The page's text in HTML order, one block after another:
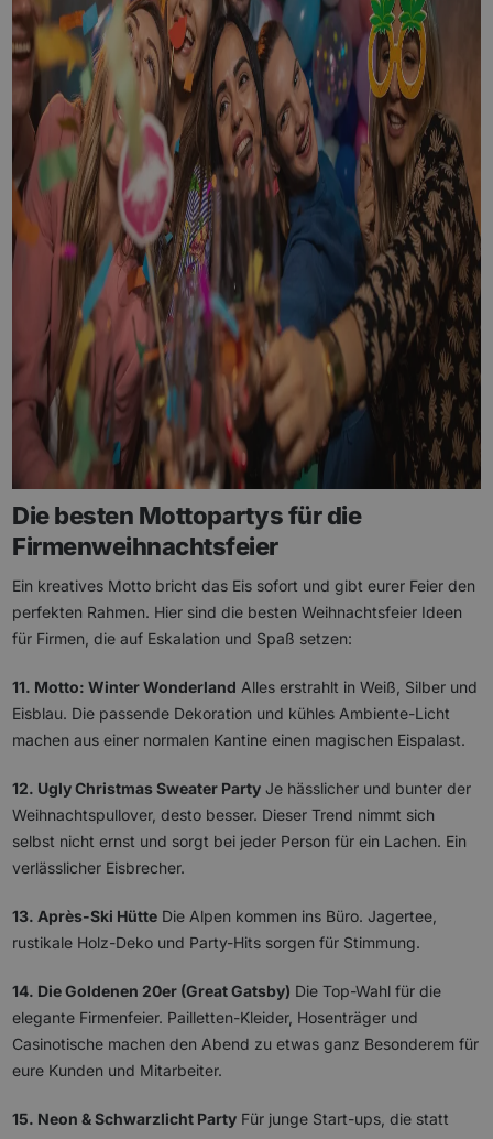
Die besten Mottopartys für die
Firmenweihnachtsfeier
Ein kreatives Motto bricht das Eis sofort und gibt eurer Feier den
perfekten Rahmen. Hier sind die besten Weihnachtsfeier Ideen
für Firmen, die auf Eskalation und Spaß setzen:
11. Motto: Winter Wonderland Alles erstrahlt in Weiß, Silber und
Eisblau. Die passende Dekoration und kühles Ambiente-Licht
machen aus einer normalen Kantine einen magischen Eispalast.
12. Ugly Christmas Sweater Party Je hässlicher und bunter der
Weihnachtspullover, desto besser. Dieser Trend nimmt sich
selbst nicht ernst und sorgt bei jeder Person für ein Lachen. Ein
verlässlicher Eisbrecher.
13. Après-Ski Hütte Die Alpen kommen ins Büro. Jagertee,
rustikale Holz-Deko und Party-Hits sorgen für Stimmung.
14. Die Goldenen 20er (Great Gatsby) Die Top-Wahl für die
elegante Firmenfeier. Pailletten-Kleider, Hosenträger und
Casinotische machen den Abend zu etwas ganz Besonderem für
eure Kunden und Mitarbeiter.
15. Neon & Schwarzlicht Party Für junge Start-ups, die statt